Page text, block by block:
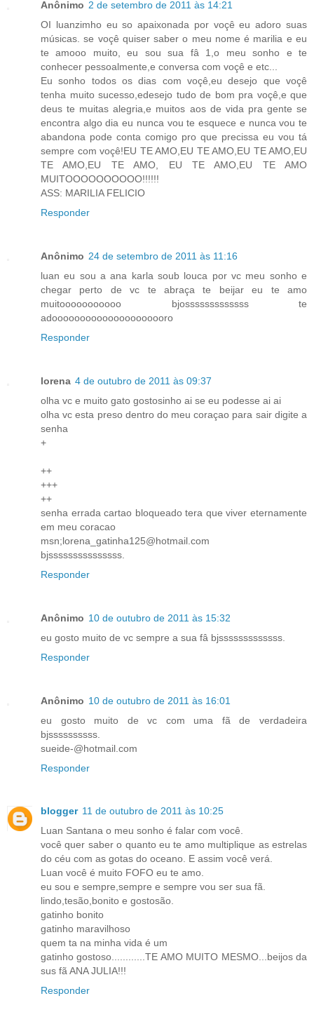
Anônimo 2 de setembro de 2011 às 14:21
OI luanzimho eu so apaixonada por voçê eu adoro suas
músicas. se voçê quiser saber o meu nome é marilia e eu
te amooo muito, eu sou sua fâ 1,o meu sonho e te
conhecer pessoalmente,e conversa com voçê e etc...
Eu sonho todos os dias com voçê,eu desejo que voçê
tenha muito sucesso,edesejo tudo de bom pra voçê,e que
deus te muitas alegria,e muitos aos de vida pra gente se
encontra algo dia eu nunca vou te esquece e nunca vou te
abandona pode conta comigo pro que precissa eu vou tá
sempre com voçê!EU TE AMO,EU TE AMO,EU TE AMO,EU
TE AMO,EU TE AMO, EU TE AMO,EU TE AMO
MUITOOOOOOOOOO!!!!!!
ASS: MARILIA FELICIO
Responder
Anônimo 24 de setembro de 2011 às 11:16
luan eu sou a ana karla soub louca por vc meu sonho e
chegar perto de vc te abraça te beijar eu te amo
muitooooooooooo bjosssssssssssss te
adooooooooooooooooooooro
Responder
lorena 4 de outubro de 2011 às 09:37
olha vc e muito gato gostosinho ai se eu podesse ai ai
olha vc esta preso dentro do meu coraçao para sair digite a
senha
+
++
+++
++
senha errada cartao bloqueado tera que viver eternamente
em meu coracao
msn;lorena_gatinha125@hotmail.com
bjsssssssssssssss.
Responder
Anônimo 10 de outubro de 2011 às 15:32
eu gosto muito de vc sempre a sua fâ bjsssssssssssss.
Responder
Anônimo 10 de outubro de 2011 às 16:01
eu gosto muito de vc com uma fã de verdadeira
bjssssssssss.
sueide-@hotmail.com
Responder
blogger 11 de outubro de 2011 às 10:25
Luan Santana o meu sonho é falar com você.
você quer saber o quanto eu te amo multiplique as estrelas
do céu com as gotas do oceano. E assim você verá.
Luan você é muito FOFO eu te amo.
eu sou e sempre,sempre e sempre vou ser sua fã.
lindo,tesão,bonito e gostosão.
gatinho bonito
gatinho maravilhoso
quem ta na minha vida é um
gatinho gostoso............TE AMO MUITO MESMO...beijos da
sus fã ANA JULIA!!!
Responder